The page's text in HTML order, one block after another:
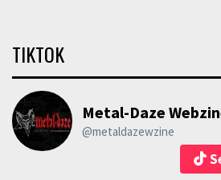
TIKTOK
Metal-Daze
@metaldazewzine